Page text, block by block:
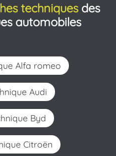
techniques des
automobiles
Alfa romeo
Audi
Byd
Citroën